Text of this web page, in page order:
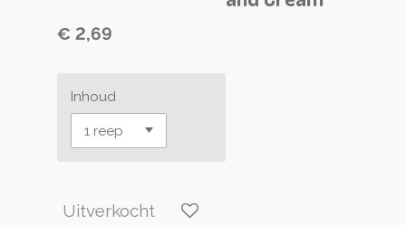
€ 2,69
Inhoud
Uitverkocht